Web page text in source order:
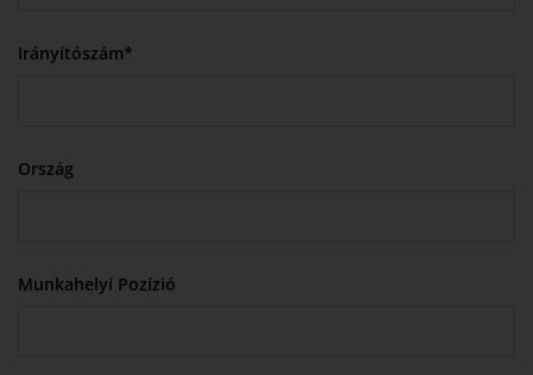
Irányítószám*
Ország
Munkahelyi Pozízió